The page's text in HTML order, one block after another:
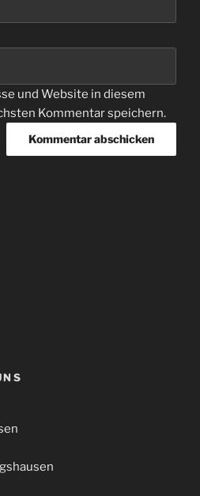
und Website in diesem
Kommentar speichern.